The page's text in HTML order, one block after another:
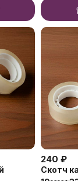
240 ₽
Скотч